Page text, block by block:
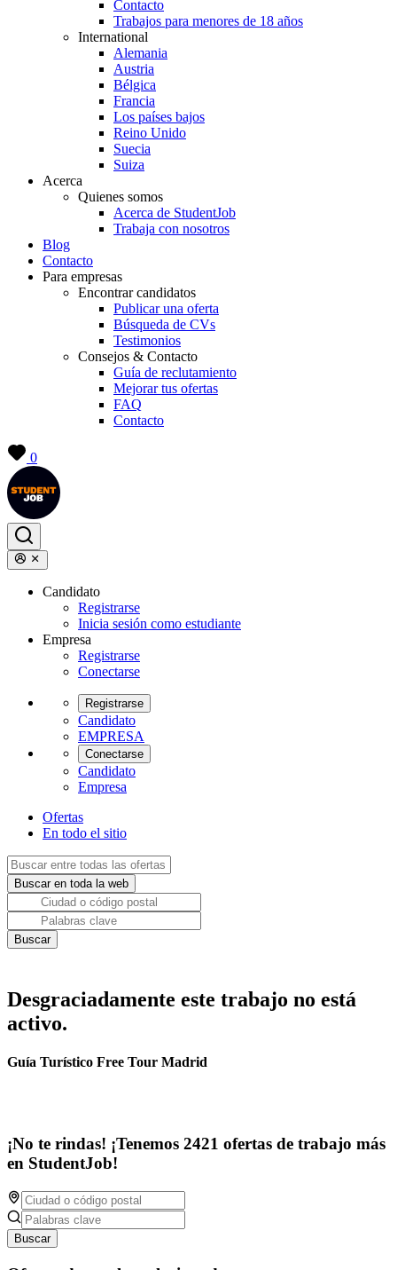
Contacto
Trabajos para menores de 18 años
International
Alemania
Austria
Bélgica
Francia
Los países bajos
Reino Unido
Suecia
Suiza
Acerca
Quienes somos
Acerca de StudentJob
Trabaja con nosotros
Blog
Contacto
Para empresas
Encontrar candidatos
Publicar una oferta
Búsqueda de CVs
Testimonios
Consejos & Contacto
Guía de reclutamiento
Mejorar tus ofertas
FAQ
Contacto
0
Candidato
Registrarse
Inicia sesión como estudiante
Empresa
Registrarse
Conectarse
Registrarse
Candidato
EMPRESA
Conectarse
Candidato
Empresa
Ofertas
En todo el sitio
Desgraciadamente este trabajo no está
activo.
Guía Turístico Free Tour Madrid
¡No te rindas! ¡Tenemos 2421 ofertas de trabajo más
en StudentJob!
Buscar